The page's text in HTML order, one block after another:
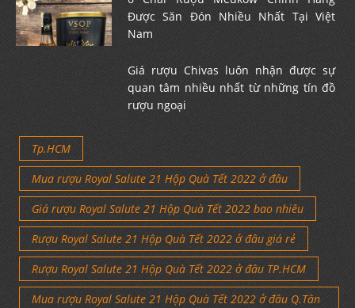
Được Săn Đón Nhiều Nhất Tại Việt
Nam
Giá rượu Chivas luôn nhận được sự
quan tâm nhiều nhất từ những tín đồ
rượu ngoại
Tp.HCM
Mua rượu Royal Salute 21 Hộp Quà Tết 2022 ở đâu
Giá rượu Royal Salute 21 Hộp Quà Tết 2022 bao nhiêu
Rượu Royal Salute 21 Hộp Quà Tết 2022 ở đâu giá rẻ
Rượu Royal Salute 21 Hộp Quà Tết 2022 ở đâu TP.HCM
Mua rượu Royal Salute 21 Hộp Quà Tết 2022 ở đâu Q.Tân